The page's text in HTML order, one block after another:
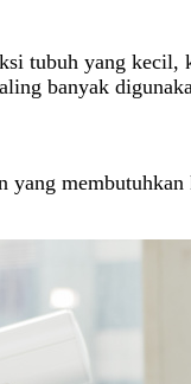
yang kecil,
banyak
yang